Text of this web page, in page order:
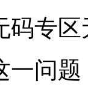
无码
，